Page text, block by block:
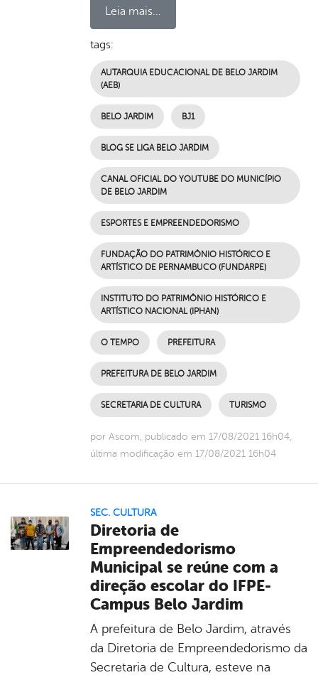
Leia mais...
tags:
AUTARQUIA EDUCACIONAL DE BELO JARDIM
(AEB)
BELO JARDIM BJ1
BLOG SE LIGA BELO JARDIM
CANAL OFICIAL DO YOUTUBE DO MUNICÍPIO
DE BELO JARDIM
ESPORTES E EMPREENDEDORISMO
FUNDAÇÃO DO PATRIMÔNIO HISTÓRICO E
ARTÍSTICO DE PERNAMBUCO (FUNDARPE)
INSTITUTO DO PATRIMÔNIO HISTÓRICO E
ARTÍSTICO NACIONAL (IPHAN)
O TEMPO PREFEITURA
PREFEITURA DE BELO JARDIM
SECRETARIA DE CULTURA TURISMO
por Ascom, publicado em 17/08/2021 16h04,
última modificação em 17/08/2021 16h04
SEC. CULTURA
Diretoria de
Empreendedorismo
Municipal se reúne com a
direção escolar do IFPE-
Campus Belo Jardim
A prefeitura de Belo Jardim, através
da Diretoria de Empreendedorismo da
Secretaria de Cultura, esteve na